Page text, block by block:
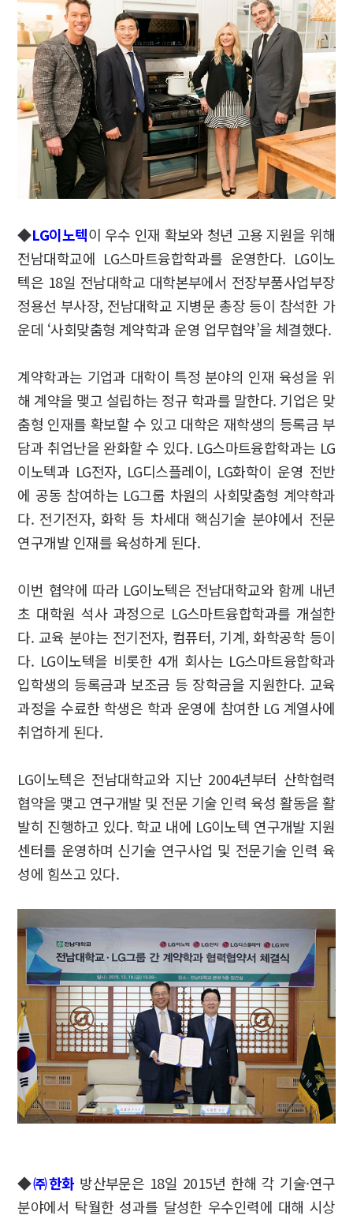
◆LG이노텍이 우수 인재 확보와 청년 고용 지원을 위해
전남대학교에 LG스마트융합학과를 운영한다. LG이노
텍은 18일 전남대학교 대학본부에서 전장부품사업부장
정용선 부사장, 전남대학교 지병문 총장 등이 참석한 가
운데 ‘사회맞춤형 계약학과 운영 업무협약’을 체결했다.
계약학과는 기업과 대학이 특정 분야의 인재 육성을 위
해 계약을 맺고 설립하는 정규 학과를 말한다. 기업은 맞
춤형 인재를 확보할 수 있고 대학은 재학생의 등록금 부
담과 취업난을 완화할 수 있다. LG스마트융합학과는 LG
이노텍과 LG전자, LG디스플레이, LG화학이 운영 전반
에 공동 참여하는 LG그룹 차원의 사회맞춤형 계약학과
다. 전기전자, 화학 등 차세대 핵심기술 분야에서 전문
연구개발 인재를 육성하게 된다.
이번 협약에 따라 LG이노텍은 전남대학교와 함께 내년
초 대학원 석사 과정으로 LG스마트융합학과를 개설한
다. 교육 분야는 전기전자, 컴퓨터, 기계, 화학공학 등이
다. LG이노텍을 비롯한 4개 회사는 LG스마트융합학과
입학생의 등록금과 보조금 등 장학금을 지원한다. 교육
과정을 수료한 학생은 학과 운영에 참여한 LG 계열사에
취업하게 된다.
LG이노텍은 전남대학교와 지난 2004년부터 산학협력
협약을 맺고 연구개발 및 전문 기술 인력 육성 활동을 활
발히 진행하고 있다. 학교 내에 LG이노텍 연구개발 지원
센터를 운영하며 신기술 연구사업 및 전문기술 인력 육
성에 힘쓰고 있다.
◆㈜한화방산부문은 18일 2015년 한해 각 기술·연구
분야에서 탁월한 성과를 달성한 우수인력에 대해 시상